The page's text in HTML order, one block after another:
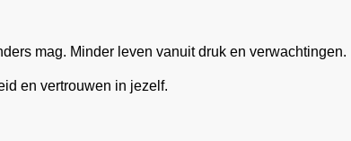
mag. Minder leven vanuit druk en verwachtingen.
en vertrouwen in jezelf.